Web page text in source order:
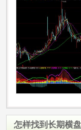
怎样找到长期横